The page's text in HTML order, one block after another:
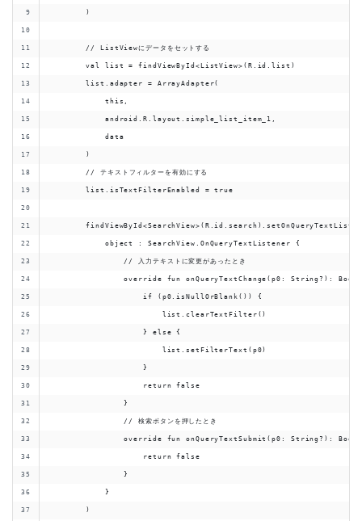
        )
        // ListViewにデータをセットする
        val list = findViewById<ListView>(R.id.list)
        list.adapter = ArrayAdapter(
            this,
            android.R.layout.simple_list_item_1,
            data
        )
        // テキストフィルターを有効にする
        list.isTextFilterEnabled = true
            object : SearchView.OnQueryTextListener {
                // 入力テキストに変更があったとき
override fun onQueryTextChange(p0: String?):
                    if (p0.isNullOrBlank()) {
                        list.clearTextFilter()
                    } else {
                        list.setFilterText(p0)
                    }
                    return false
                }
                // 検索ボタンを押したとき
override fun onQueryTextSubmit(p0: String?):
                    return false
                }
            }
        )